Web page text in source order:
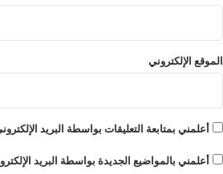
للقاعات — فقد تضمن
شكل موائد مستديرة
وفرص تطوير الأعمال في
الحوار القائم على الأدلة
الموقع الإلكتروني
أعلمني بمتابعة التعليقات بواسطة البريد
أعلمني بالمواضيع الجديدة بواسطة البريد